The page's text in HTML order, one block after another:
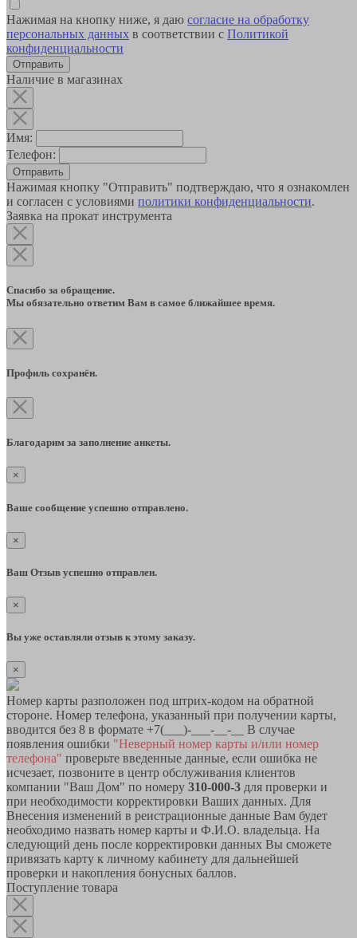
Нажимая на кнопку ниже, я даю согласие на обработку
персональных данных в соответствии с Политикой
конфиденциальности
Наличие в магазинах
Имя:
Телефон:
Отправить
Нажимая кнопку "Отправить" подтверждаю, что я ознакомлен
и согласен с условиями политики конфиденциальности.
Заявка на прокат инструмента
Спасибо за обращение.
Мы обязательно ответим Вам в самое ближайшее время.
Профиль сохранён.
Благодарим за заполнение анкеты.
×
Ваше сообщение успешно отправлено.
×
Ваш Отзыв успешно отправлен.
×
Вы уже оставляли отзыв к этому заказу.
×
Номер карты разположен под штрих-кодом на обратной
стороне. Номер телефона, указанный при получении карты,
вводится без 8 в формате +7(___)-___-__-__ В случае
появления ошибки "Неверный номер карты и/или номер
телефона" проверьте введенные данные, если ошибка не
исчезает, позвоните в центр обслуживания клиентов
компании "Ваш Дом" по номеру 310-000-3 для проверки и
при необходимости корректировки Ваших данных. Для
Внесения изменений в реистрационные данные Вам будет
необходимо назвать номер карты и Ф.И.О. владельца. На
следующий день после корректировки данных Вы сможете
привязать карту к личному кабинету для дальнейшей
проверки и накопления бонусных баллов.
Поступление товара